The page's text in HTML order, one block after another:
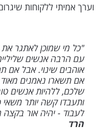
וערך אמיתי ללקוחות
"כל מי שמוכן לאתגר
עם הרבה אנשים
אוהבים שינוי. אבל אם
אם תשארו נאמנים
שלכם, ללהיות אנשים
ותעבדו קשה יותר
לעבוד - יהיה אור
הרד